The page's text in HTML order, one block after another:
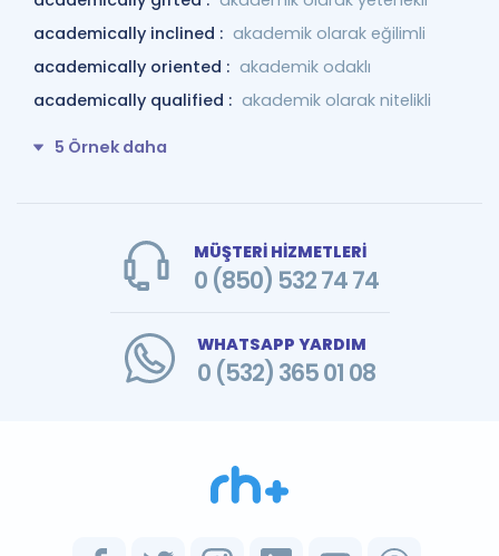
academically inclined : akademik olarak eğilimli
academically oriented : akademik odaklı
academically qualified : akademik olarak nitelikli
5 Örnek daha
MÜŞTERİ HİZMETLERİ
0 (850) 532 74 74
WHATSAPP YARDIM
0 (532) 365 01 08